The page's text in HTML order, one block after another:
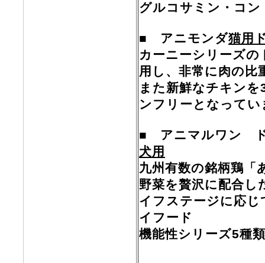
グルコサミン・コ
■ アニモンダ猫用
カーニーシリーズ
用し、非常に肉の比
また新鮮なチキン
ンフリーとなってい
■ アニマルワン
犬用
九州有数の銘柄鶏「
野菜を贅沢に配合
イフステージに応じ
イフード
機能性シリーズ5種類